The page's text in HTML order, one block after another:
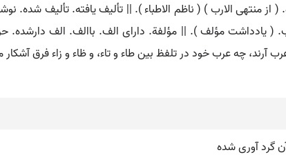
الارب ) ( ناظم الاطباء ). || تألیف یافته. تألیف شده.
یادداشت مؤلف ). || مؤلفة. دارای الف. باالف. الف دارشده.
چه عرب خود در تلفظ بین طاء و تاء، و ظاء و زاء فرق
گرد آوری شده